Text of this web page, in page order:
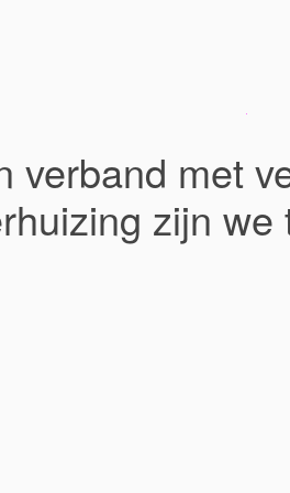
verband met
zijn we